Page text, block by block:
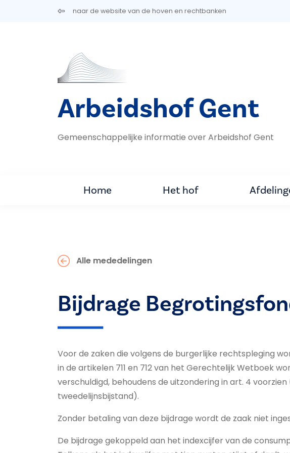
Overslaan en naar de inhoud gaannaar de website van de hoven en rechtbanken
Arbeidshof Gent
Gemeenschappelijke informatie over Arbeidshof Gent
Home Het hof
Alle mededelingen
Bijdrage
Voor de zaken die volgens de burgerlijke rechtspleging
in de artikelen 711 en 712 van het Gerechtelijk Wetboek
verschuldigd, behoudens de uitzondering in art. 4
tweedelijnsbijstand).
Zonder betaling van deze bijdrage wordt de zaak niet
De bijdrage gekoppeld aan het indexcijfer van de